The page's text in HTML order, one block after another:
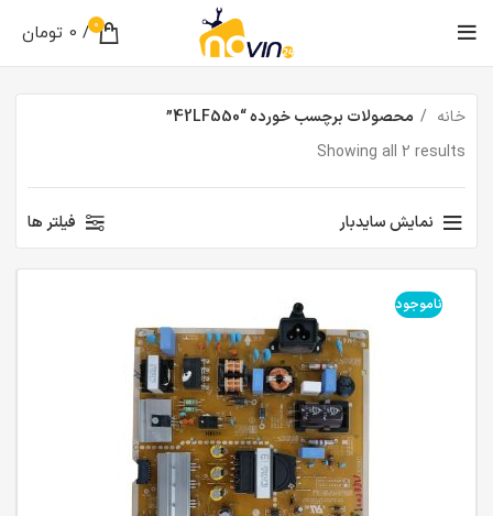
0
/ تومان 0
خانه
محصولات برچسب خورده “42LF550”
Showing all 2 results
نمایش سایدبار فیلتر ها
ناموجود